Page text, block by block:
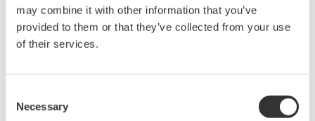
may combine it with other information that you’ve
provided to them or that they’ve collected from your use
of their services.
Selection
Necessary
oder für ein externes Trigger-Signal.
Experten kontaktieren